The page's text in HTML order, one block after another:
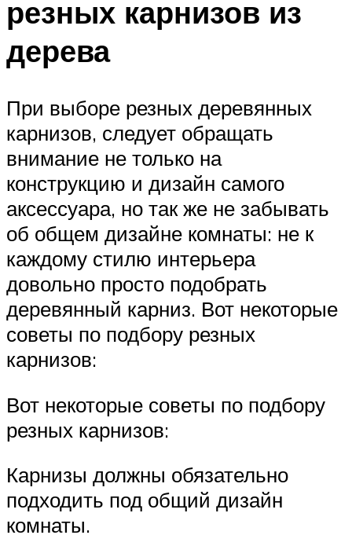
резных карнизов из
дерева
При выборе резных деревянных
карнизов, следует обращать
внимание не только на
конструкцию и дизайн самого
аксессуара, но так же не забывать
об общем дизайне комнаты: не к
каждому стилю интерьера
довольно просто подобрать
деревянный карниз. Вот некоторые
советы по подбору резных
карнизов:
Вот некоторые советы по подбору
резных карнизов:
Карнизы должны обязательно
подходить под общий дизайн
комнаты.